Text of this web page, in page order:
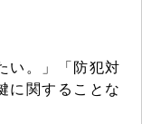
い。」「防犯対
に関することな